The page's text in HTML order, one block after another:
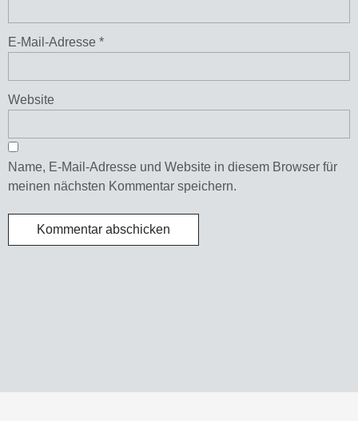
E-Mail-Adresse *
Website
Name, E-Mail-Adresse und Website in diesem Browser für
meinen nächsten Kommentar speichern.